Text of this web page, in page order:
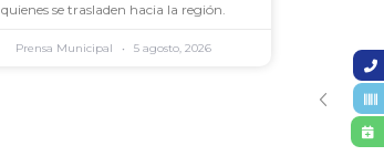
quienes se trasladen hacia la región.
Prensa Municipal 5 agosto, 2026